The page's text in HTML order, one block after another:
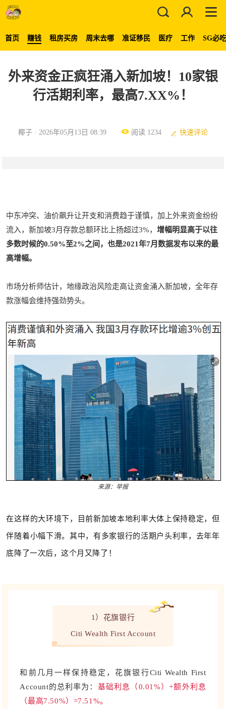
首页 赚钱 租房买房 周末去哪 准证移民 医疗 工作 SG必
外来资金正疯狂涌入新加坡！10家银
行活期利率，最高7.XX%！
椰子 · 2026年05月13日 08:39 阅读 1234 快速评论
中东冲突、油价飙升让开支和消费趋于谨慎，加上外来资金纷纷
流入，新加坡3月存款总额环比上扬超过3%，增幅明显高于以往
多数时候的0.50%至2%之间，也是2021年7月数据发布以来的最
高增幅。
市场分析师估计，地缘政治风险走高让资金涌入新加坡，全年存
款涨幅会维持强劲势头。
来源：早报
在这样的大环境下，目前新加坡本地利率大体上保持稳定，但
伴随着小幅下滑。其中，有多家银行的活期户头利率，去年年
底降了一次后，这个月又降了！
1）花旗银行
Citi Wealth First Account
和前几月一样保持稳定，花旗银行Citi Wealth First
Account的总利率为： 基础利息（0.01%）+额外利息
（最高7.50%）=7.51%。